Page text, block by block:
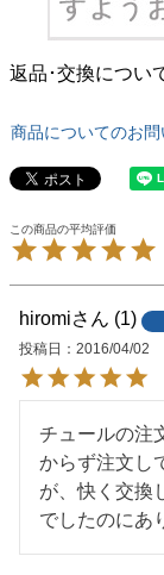
返品･交換につい
商品についてのお
hiromi 1
投稿日
2016/04/02
チュールの注
からず注文し
が、快く交換
でしたのにあ